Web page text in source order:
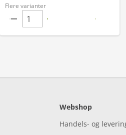
Flere varianter
Webshop
Handels- og